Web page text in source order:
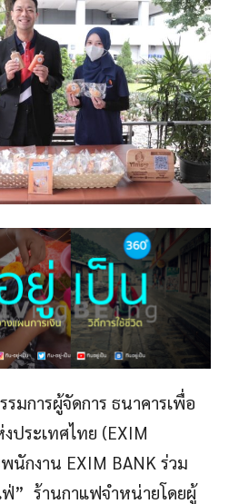
รมการผู้จัดการ ธนาคารเพื่อ
ประเทศไทย (EXIM
นักงาน EXIM BANK ร่วม
” ร้านกาแฟจำหน่ายโดยผู้